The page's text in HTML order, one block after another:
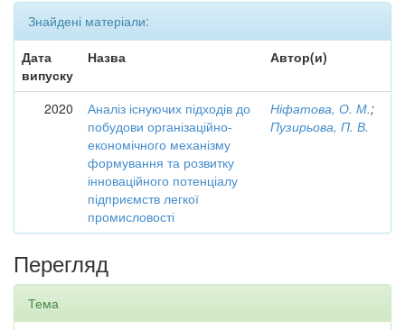
Знайдені матеріали:
Дата
випуску
Назва Автор(и)
2020
Аналіз існуючих підходів до
побудови організаційно-
економічного механізму
формування та розвитку
інноваційного потенціалу
підприємств легкої
промисловості
Ніфатова, О. М.;
Пузирьова, П. В.
Перегляд
Тема